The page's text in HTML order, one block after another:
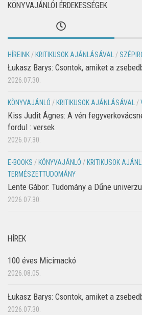
KÖNYVAJÁNLÓI ÉRDEKESSÉGEK
HÍREINK / KRITIKUSOK AJÁNLÁSÁVAL /
Łukasz Barys: Csontok, amiket a
2026.07.30.
KÖNYVAJÁNLÓ / KRITIKUSOK AJÁNLÁSÁVAL /
Kiss Judit Ágnes: A vén
fordul : versek
2026.07.30.
E-BOOKS / KÖNYVAJÁNLÓ / KRITIKUSOK
TERMÉSZETTUDOMÁNY
Lente Gábor: Tudomány a Dűne
2026.07.30.
HÍREK
100 éves Micimackó
2026.08.05.
Łukasz Barys: Csontok, amiket a
2026.07.30.